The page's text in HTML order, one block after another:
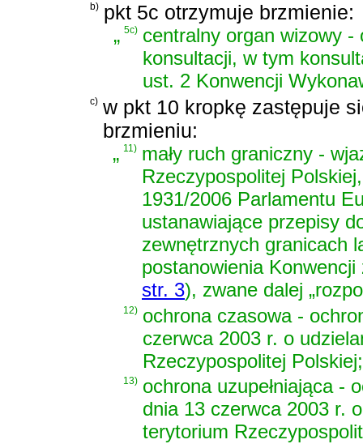
b) pkt 5c otrzymuje brzmienie:
„5c) centralny organ wizowy -
konsultacji, w tym
ust. 2 Konwencji
c) w pkt 10 kropkę zastępuje
brzmieniu:
„11) mały ruch graniczny -
Rzeczypospolitej
1931/2006 Parlamentu
ustanawiające przepisy
zewnętrznych granicach
postanowienia Konwencji
str. 3), zwane dalej
12) ochrona czasowa -
czerwca 2003 r. o
Rzeczypospolitej Polskiej;
13) ochrona uzupełniająca -
dnia 13 czerwca 2003 r.
terytorium